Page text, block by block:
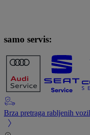
samo servis:
Brza pretraga rabljenih